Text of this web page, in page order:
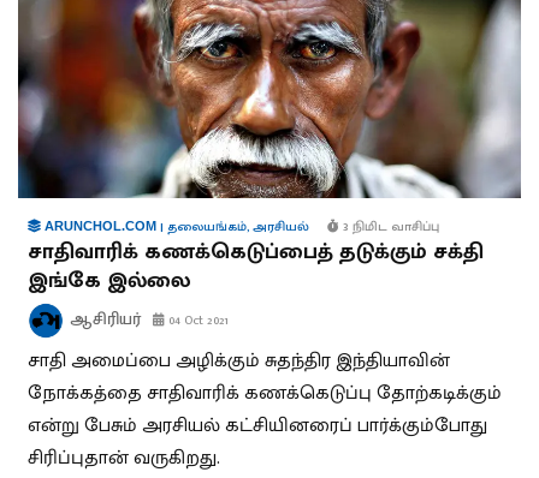
ARUNCHOL.COM | தலையங்கம்,அரசியல் 3 நிமிட வாசிப்பு
சாதிவாரிக் கணக்கெடுப்பைத் தடுக்கும் சக்தி
இங்கே இல்லை
ஆசிரியர் 04 Oct 2021
சாதி அமைப்பை அழிக்கும் சுதந்திர இந்தியாவின்
நோக்கத்தை சாதிவாரிக் கணக்கெடுப்பு தோற்கடிக்கும்
என்று பேசும் அரசியல் கட்சியினரைப் பார்க்கும்போது
சிரிப்புதான் வருகிறது.